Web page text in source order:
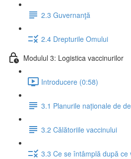
2.3 Guvernanţă
2.4 Drepturile Omului
Modulul 3: Logistica vaccinurilor
Introducere (0:58)
3.1 Planurile naționale de
3.2 Călătoriile vaccinului
3.3 Ce se întâmplă după ce